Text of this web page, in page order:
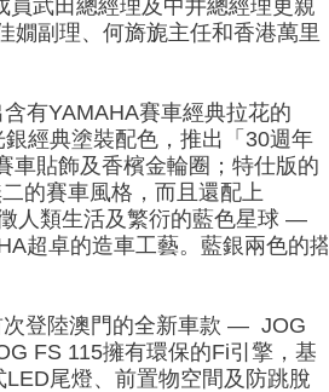
武田總經理及中井總經理更親
嫺副理、何旖旎主任和香港萬里
有YAMAHA賽車經典拉花的
經典塗裝配色，推出「30週年
車貼飾及香檳金輪圈；特仕版的
的賽車風格，而且還配上
人類生活及繁衍的藍色星球 —
超卓的造車工藝。藍銀兩色的搭
次登陸澳門的全新車款 — JOG
FS 115擁有環保的Fi引擎，基
尾燈、前置物空間及防跳脫